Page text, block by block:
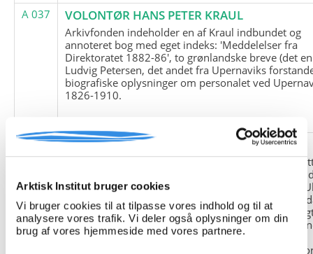
Arktisk Institut bruger cookies
Vi bruger cookies til at tilpasse vores indhold og til at
analysere vores trafik. Vi deler også oplysninger om din
brug af vores hjemmeside med vores partnere.
A 037
VOLONTØR HANS PETER KRAUL
Arkivfonden indeholder en af Kraul indbundet og
annoteret bog med eget indeks: 'Meddelelser fra
Direktoratet 1882-86', to grønlandske breve (det
Ludvig Petersen, det andet fra Upernaviks
biografiske oplysninger om personalet ved
1826-1910.
A 038
FRIEDRICH LITTMANN
Denne arkivfond indeholder en kopi af Friedrich
upublicerede erindringer. Originalen befinder sig i
tyske historiker Franz Selingers privatarkiv i byen
Tyskland. Friedrich Littmann var en af de tyske
der var med i vejrstationen "Holzauge" i Hansa
Nordøstgrønland under Anden Verdenskrig.
"Holzauge" blev opdaget af Nordøstgrønlands
Slædepatrulje med Eli Knudsen som medlem og